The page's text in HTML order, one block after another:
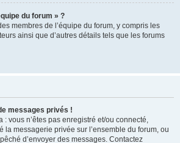
du forum » ?
membres de l’équipe du forum, y compris les
ainsi que d’autres détails tels que les forums
messages privés !
: vous n’êtes pas enregistré et/ou connecté,
la messagerie privée sur l’ensemble du forum, ou
d’envoyer des messages. Contactez